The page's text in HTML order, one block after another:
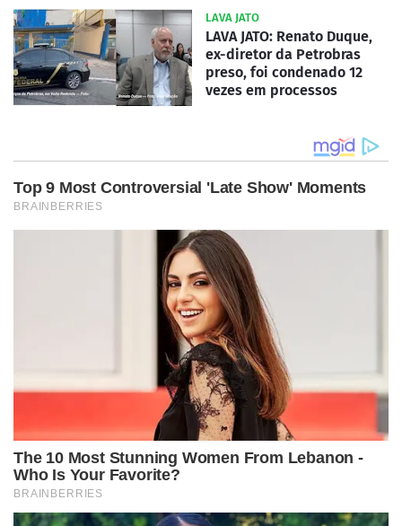
LAVA JATO
LAVA JATO: Renato Duque,
ex-diretor da Petrobras
preso, foi condenado 12
vezes em processos